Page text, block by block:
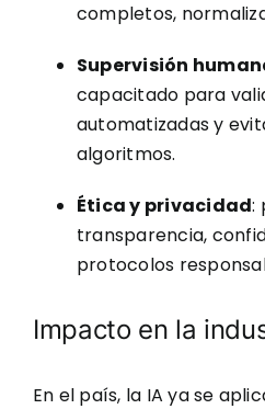
completos,
Supervisión
capacitado para
automatizadas y
algoritmos.
Ética y privacidad:
transparencia,
protocolos
Impacto en la
En el país, la IA ya se